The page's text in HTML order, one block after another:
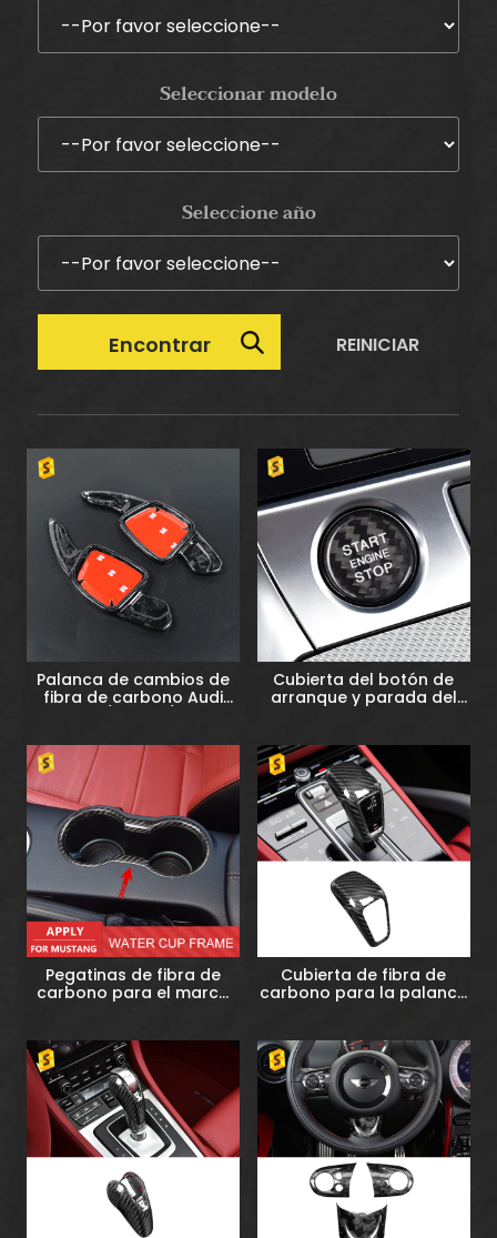
Seleccionar modelo
Seleccione año
Palanca de cambios de
fibra de carbono Audi
Cubierta del botón de
arranque y parada del
2022)
Pegatinas de fibra de
carbono para el marco
Mustang 2015+
Cubierta de fibra de
carbono para la palanca